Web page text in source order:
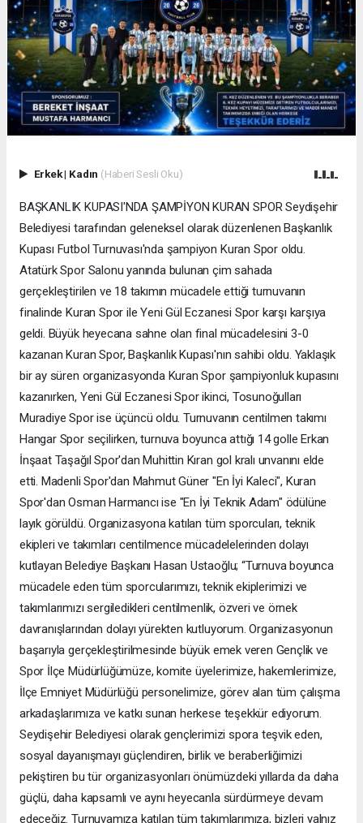
Erkek| Kadın (Haberi Sesli Oku)
BAŞKANLIK KUPASI'NDA ŞAMPİYON KURAN SPOR Seydişehir
Belediyesi tarafından geleneksel olarak düzenlenen Başkanlık
Kupası Futbol Turnuvası'nda şampiyon Kuran Spor oldu.
Atatürk Spor Salonu yanında bulunan çim sahada
gerçekleştirilen ve 18 takımın mücadele ettiği turnuvanın
finalinde Kuran Spor ile Yeni Gül Eczanesi Spor karşı karşıya
geldi. Büyük heyecana sahne olan final mücadelesini 3-0
kazanan Kuran Spor, Başkanlık Kupası'nın sahibi oldu. Yaklaşık
bir ay süren organizasyonda Kuran Spor şampiyonluk kupasını
kazanırken, Yeni Gül Eczanesi Spor ikinci, Tosunoğulları
Muradiye Spor ise üçüncü oldu. Turnuvanın centilmen takımı
Hangar Spor seçilirken, turnuva boyunca attığı 14 golle Erkan
İnşaat Taşağıl Spor'dan Muhittin Kıran gol kralı unvanını elde
etti. Madenli Spor'dan Mahmut Güner "En İyi Kaleci", Kuran
Spor'dan Osman Harmancı ise "En İyi Teknik Adam" ödülüne
layık görüldü. Organizasyona katılan tüm sporcuları, teknik
ekipleri ve takımları centilmence mücadelelerinden dolayı
kutlayan Belediye Başkanı Hasan Ustaoğlu; “Turnuva boyunca
mücadele eden tüm sporcularımızı, teknik ekiplerimizi ve
takımlarımızı sergiledikleri centilmenlik, özveri ve örnek
davranışlarından dolayı yürekten kutluyorum. Organizasyonun
başarıyla gerçekleştirilmesinde büyük emek veren Gençlik ve
Spor İlçe Müdürlüğümüze, komite üyelerimize, hakemlerimize,
İlçe Emniyet Müdürlüğü personelimize, görev alan tüm çalışma
arkadaşlarımıza ve katkı sunan herkese teşekkür ediyorum.
Seydişehir Belediyesi olarak gençlerimizi spora teşvik eden,
sosyal dayanışmayı güçlendiren, birlik ve beraberliğimizi
pekiştiren bu tür organizasyonları önümüzdeki yıllarda da daha
güçlü, daha kapsamlı ve aynı heyecanla sürdürmeye devam
edeceğiz. Turnuvamıza katılan tüm takımlarımıza, bizleri yalnız